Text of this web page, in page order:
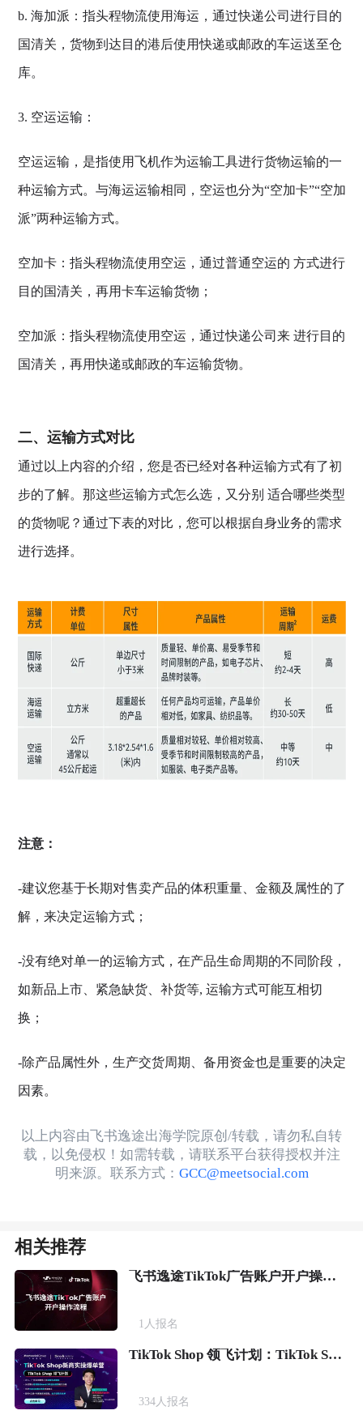
b. 海加派：指头程物流使用海运，通过快递公司进行目的
国清关，货物到达目的港后使用快递或邮政的车运送至仓
库。
3. 空运运输：
空运运输，是指使用飞机作为运输工具进行货物运输的一
种运输方式。与海运运输相同，空运也分为“空加卡”“空加
派”两种运输方式。
空加卡：指头程物流使用空运，通过普通空运的 方式进行
目的国清关，再用卡车运输货物；
空加派：指头程物流使用空运，通过快递公司来 进行目的
国清关，再用快递或邮政的车运输货物。
二、运输方式对比
通过以上内容的介绍，您是否已经对各种运输方式有了初
步的了解。那这些运输方式怎么选，又分别 适合哪些类型
的货物呢？通过下表的对比，您可以根据自身业务的需求
进行选择。
注意：
-建议您基于长期对售卖产品的体积重量、金额及属性的了
解，来决定运输方式；
-没有绝对单一的运输方式，在产品生命周期的不同阶段，
如新品上市、紧急缺货、补货等, 运输方式可能互相切
换；
-除产品属性外，生产交货周期、备用资金也是重要的决定
因素。
以上内容由飞书逸途出海学院原创/转载，请勿私自转
载，以免侵权！如需转载，请联系平台获得授权并注
明来源。联系方式： GCC@meetsocial.com
相关推荐
飞书逸途TikTok广告账户开户操作流程
1 人报名
TikTok Shop 领飞计划：TikTok Shop新商实操爆单营
334人报名